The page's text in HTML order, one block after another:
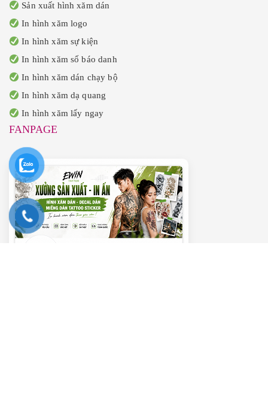
Sản xuất hình xăm dán
In hình xăm logo
In hình xăm sự kiện
In hình xăm số báo danh
In hình xăm dán chạy bộ
In hình xăm dạ quang
In hình xăm lấy ngay
FANPAGE